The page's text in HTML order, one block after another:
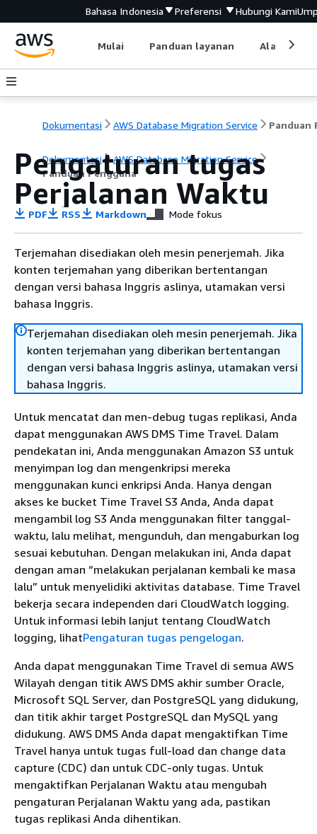
Bahasa Indonesia Preferensi Hubungi Kami
Mulai Panduan layanan Alat
Dokumentasi AWS Database Migration Service
Dokumentasi
AWS Database Migration Service
Panduan Pengguna
Pengaturan tugas
Perjalanan Waktu
PDF RSS Markdown Mode fokus
Terjemahan disediakan oleh mesin penerjemah. Jika
konten terjemahan yang diberikan bertentangan
dengan versi bahasa Inggris aslinya, utamakan versi
bahasa Inggris.
Terjemahan disediakan oleh mesin penerjemah. Jika
konten terjemahan yang diberikan bertentangan
dengan versi bahasa Inggris aslinya, utamakan versi
bahasa Inggris.
Untuk mencatat dan men-debug tugas replikasi, Anda
dapat menggunakan AWS DMS Time Travel. Dalam
pendekatan ini, Anda menggunakan Amazon S3 untuk
menyimpan log dan mengenkripsi mereka
menggunakan kunci enkripsi Anda. Hanya dengan
akses ke bucket Time Travel S3 Anda, Anda dapat
mengambil log S3 Anda menggunakan filter tanggal-
waktu, lalu melihat, mengunduh, dan mengaburkan log
sesuai kebutuhan. Dengan melakukan ini, Anda dapat
dengan aman “melakukan perjalanan kembali ke masa
lalu” untuk menyelidiki aktivitas database. Time Travel
bekerja secara independen dari CloudWatch logging.
Untuk informasi lebih lanjut tentang CloudWatch
logging, lihatPengaturan tugas pengelogan.
Anda dapat menggunakan Time Travel di semua AWS
Wilayah dengan titik AWS DMS akhir sumber Oracle,
Microsoft SQL Server, dan PostgreSQL yang didukung,
dan titik akhir target PostgreSQL dan MySQL yang
didukung. AWS DMS Anda dapat mengaktifkan Time
Travel hanya untuk tugas full-load dan change data
capture (CDC) dan untuk CDC-only tugas. Untuk
mengaktifkan Perjalanan Waktu atau mengubah
pengaturan Perjalanan Waktu yang ada, pastikan
tugas replikasi Anda dihentikan.